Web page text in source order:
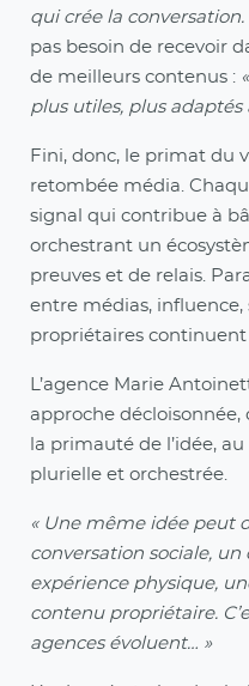
qui crée la conversation.
pas besoin de recevoir
de meilleurs contenus :
plus utiles, plus adaptés
Fini, donc, le primat du
retombée média.
signal qui contribue à
orchestrant un
preuves et de relais.
entre médias, influence,
propriétaires continuent
L’agence Marie
approche
la primauté de l’idée,
plurielle et orchestrée.
« Une même idée peut
conversation sociale,
expérience physique,
contenu propriétaire.
agences évoluent… »